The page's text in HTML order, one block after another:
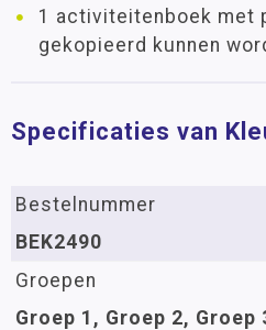
1 activiteitenboek met
gekopieerd kunnen
Specificaties van
Bestelnummer
BEK2490
Groepen
Groep 1, Groep 2, Groep